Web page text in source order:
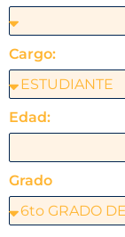
Cargo:
Edad:
Grado